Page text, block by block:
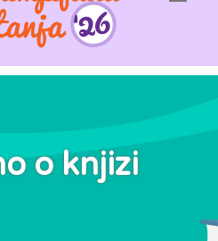
o knjizi